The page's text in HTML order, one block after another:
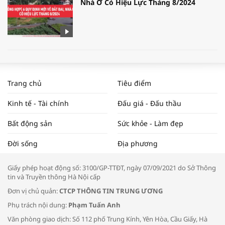
Nhà Ở Có Hiệu Lực Tháng 8/2024
NAM NĂM 2024 VÀ NĂM 2025 | NHỊP
ĐẬP THỊ TRƯỜNG #62
Tọa đàm “Xúc tiến thương mại: Khơi
Bác sĩ tư vấn cách phòng tránh bệnh
Trang chủ Tiêu điểm
Kinh tế - Tài chính Đấu giá - Đấu thầu
Bất động sản Sức khỏe - Làm đẹp
Đời sống Địa phương
Giấy phép hoạt động số: 3100/GP-TTĐT, ngày 07/09/2021 do Sở Thông
tin và Truyền thông Hà Nội cấp
Đơn vị chủ quản:CTCP THÔNG TIN TRUNG ƯƠNG
Phụ trách nội dung: Phạm Tuấn Anh
Văn phòng giao dịch: Số 112 phố Trung Kính, Yên Hòa, Cầu Giấy, Hà